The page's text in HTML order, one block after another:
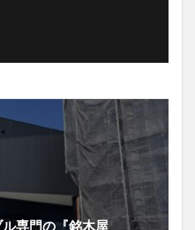
専門の『銘木屋